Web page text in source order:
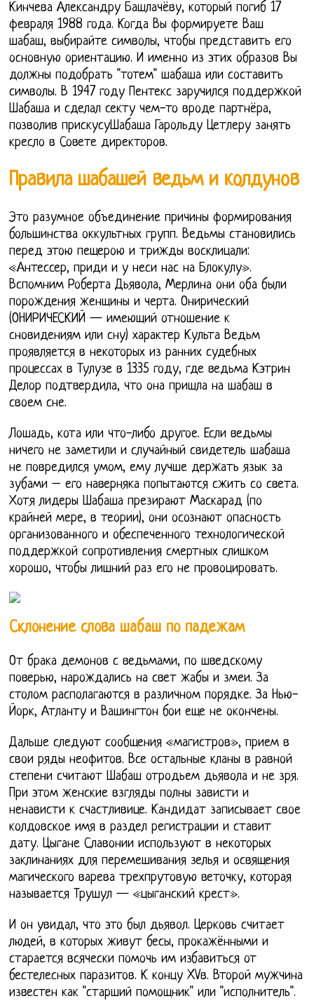
Кинчева Александру Башлачёву, который погиб 17
февраля 1988 года. Когда Вы формируете Ваш
шабаш, выбирайте символы, чтобы представить его
основную ориентацию. И именно из этих образов Вы
должны подобрать "тотем" шабаша или составить
символы. В 1947 году Пентекс заручился поддержкой
Шабаша и сделал секту чем-то вроде партнёра,
позволив прискусуШабаша Гарольду Цетлеру занять
кресло в Совете директоров.
Правила шабашей ведьм и колдунов
Это разумное объединение причины формирования
большинства оккультных групп. Ведьмы становились
перед этою пещерою и трижды восклицали:
«Антессер, приди и у неси нас на Блокулу».
Вспомним Роберта Дьявола, Мерлина они оба были
порождения женщины и черта. Онирический
(ОНИРИЧЕСКИЙ — имеющий отношение к
сновидениям или сну) характер Культа Ведьм
проявляется в некоторых из ранних судебных
процессах в Тулузе в 1335 году, где ведьма Кэтрин
Делор подтвердила, что она пришла на шабаш в
своем сне.
Лошадь, кота или что-либо другое. Если ведьмы
ничего не заметили и случайный свидетель шабаша
не повредился умом, ему лучше держать язык за
зубами – его наверняка попытаются сжить со света.
Хотя лидеры Шабаша презирают Маскарад (по
крайней мере, в теории), они осознают опасность
организованного и обеспеченного технологической
поддержкой сопротивления смертных слишком
хорошо, чтобы лишний раз его не провоцировать.
Склонение слова шабаш по падежам
От брака демонов с ведьмами, по шведскому
поверью, нарождались на свет жабы и змеи. За
столом располагаются в различном порядке. За Нью-
Йорк, Атланту и Вашингтон бои еще не окончены.
Дальше следуют сообщения «магистров», прием в
свои ряды неофитов. Все остальные кланы в равной
степени считают Шабаш отродьем дьявола и не зря.
При этом женские взгляды полны зависти и
ненависти к счастливице. Кандидат записывает свое
колдовское имя в раздел регистрации и ставит
дату. Цыгане Славонии используют в некоторых
заклинаниях для перемешивания зелья и освящения
магического варева трехпрутовую веточку, которая
называется Трушул — «цыганский крест».
И он увидал, что это был дьявол. Церковь считает
людей, в которых живут бесы, прокажёнными и
старается всячески помочь им избавиться от
бестелесных паразитов. К концу XVв. Второй мужчина
известен как "старший помощник" или "исполнитель".